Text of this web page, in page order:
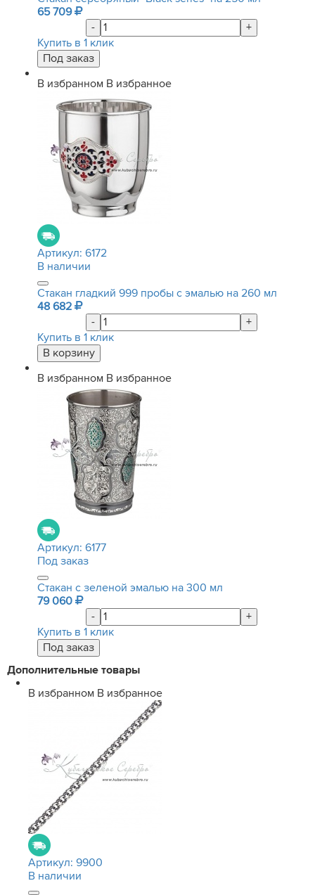
65 709
-
+
Купить в 1 клик
В избранном В избранное
Артикул: 6172
В наличии
Стакан гладкий 999 пробы с эмалью на 260 мл
48 682
-
+
Купить в 1 клик
В избранном В избранное
Артикул: 6177
Под заказ
Стакан с зеленой эмалью на 300 мл
79 060
-
+
Купить в 1 клик
Дополнительные товары
В избранном В избранное
Артикул: 9900
В наличии